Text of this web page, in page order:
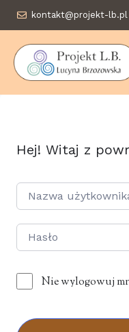
kontakt@projekt-lb.pl
Hej! Witaj z
Nie wylogowuj